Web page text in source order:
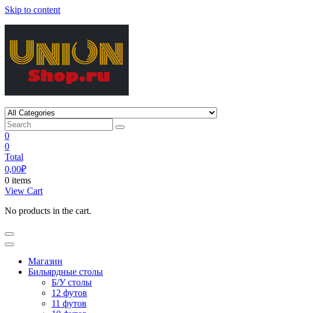
Skip to content
0
0
Total
0,00₽
0 items
View Cart
No products in the cart.
Магазин
Бильярдные столы
Б/У столы
12 футов
11 футов